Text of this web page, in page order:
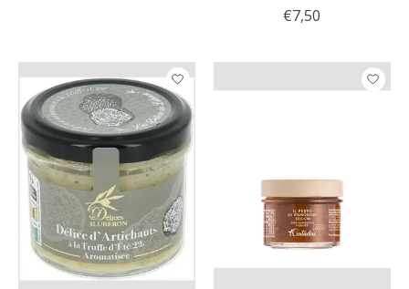
€7,50